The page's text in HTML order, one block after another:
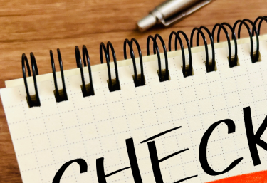
器とシステム
トカード会社や決済代行業者の選定
約手続き
の設定と導入
用方法
カード決済導入にかかる費用